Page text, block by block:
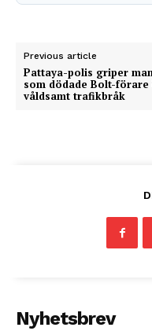
Previous article
Pattaya-polis griper
som dödade Bolt-förare
våldsamt trafikbråk
Nyhetsbrev